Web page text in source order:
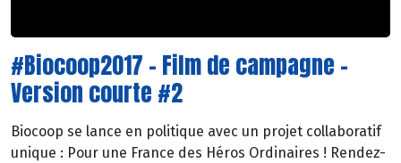
#Biocoop2017 - Film de campagne -
Version courte #2
Biocoop se lance en politique avec un projet collaboratif
unique : Pour une France des Héros Ordinaires ! Rendez-